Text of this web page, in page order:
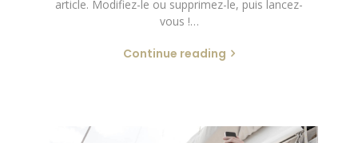
article. Modifiez-le ou supprimez-le, puis lancez-
vous !…
Continue reading